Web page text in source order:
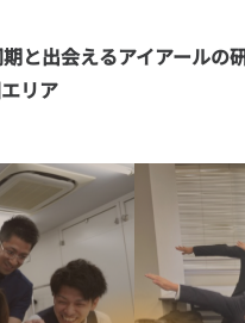
と出会えるアイアールの
リア